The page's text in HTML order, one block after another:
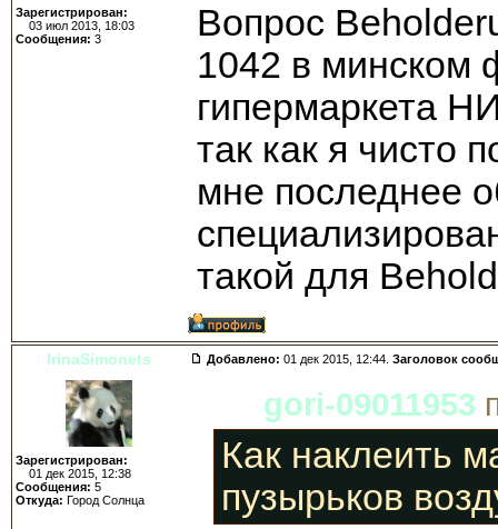
Зарегистрирован:
03 июл 2013, 18:03
Сообщения: 3
Вопрос
1042 в минском
гипермаркета
так как я чисто
мне последнее
такой для
IrinaSimonets Добавлено: 01 дек 2015, 12:44. Заголовок
Зарегистрирован:
01 дек 2015, 12:38
Сообщения: 5
Откуда: Город Солнца
gori-09011953
Как наклеить
пузырьков